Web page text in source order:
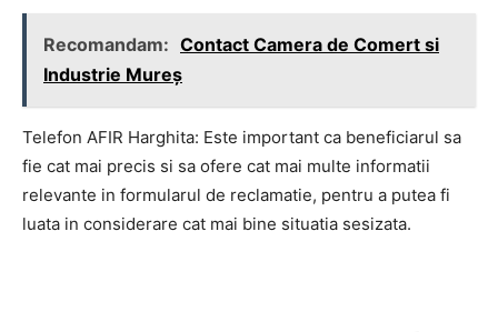
Recomandam: Contact Camera de Comert si
Industrie Mureș
Telefon AFIR Harghita: Este important ca beneficiarul sa
fie cat mai precis si sa ofere cat mai multe informatii
relevante in formularul de reclamatie, pentru a putea fi
luata in considerare cat mai bine situatia sesizata.